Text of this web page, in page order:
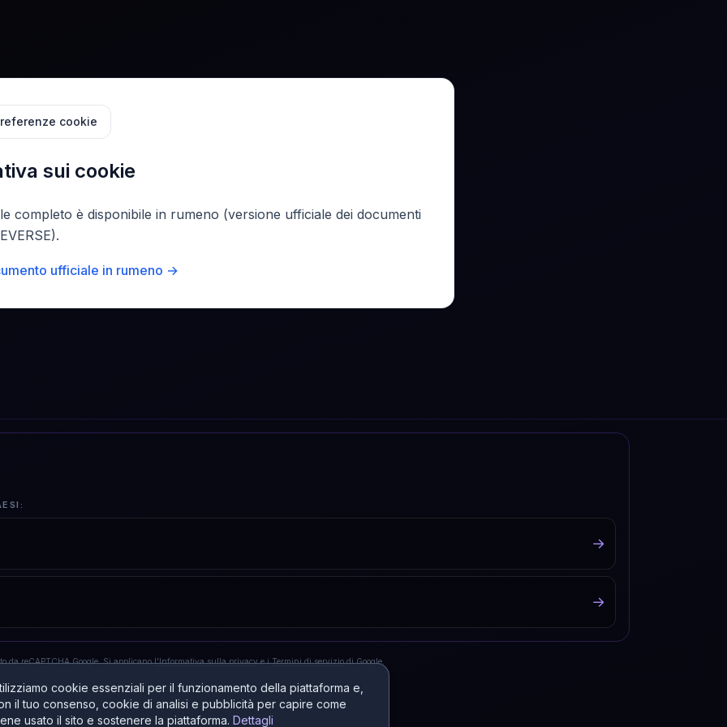
cookie essenziali per il funzionamento della piattaforma e,
il tuo consenso, cookie di analisi e pubblicità per capire come
usato il sito e sostenere la piattaforma. Dettagli
cookie
sui cookie
completo è disponibile in rumeno (versione ufficiale dei documenti
ufficiale in rumeno →
→
→
da reCAPTCHA Google. Si applicanol'Informativa sulla privacye iTermini di serviziodi Google.